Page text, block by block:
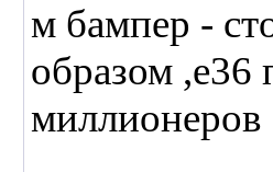
м бампер -
образом ,е36
миллионеров